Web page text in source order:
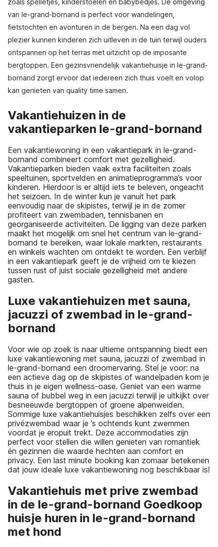
zoals spelletjes, kinderstoelen en babybedjes. De omgeving
van le-grand-bornand is perfect voor wandelingen,
fietstochten en avonturen in de bergen. Na een dag vol
plezier kunnen kinderen zich uitleven in de tuin terwijl ouders
ontspannen op het terras met uitzicht op de imposante
bergtoppen. Een gezinsvriendelijk vakantiehuisje in le-grand-
bornand zorgt ervoor dat iedereen zich thuis voelt en volop
kan genieten van quality time samen.
Vakantiehuizen in de
vakantieparken le-grand-bornand
Een vakantiewoning in een vakantiepark in le-grand-
bornand combineert comfort met gezelligheid.
Vakantieparken bieden vaak extra faciliteiten zoals
speeltuinen, sportvelden en animatieprogramma’s voor
kinderen. Hierdoor is er altijd iets te beleven, ongeacht
het seizoen. In de winter kun je vanuit het park
eenvoudig naar de skipistes, terwijl je in de zomer
profiteert van zwembaden, tennisbanen en
georganiseerde activiteiten. De ligging van deze parken
maakt het mogelijk om snel het centrum van le-grand-
bornand te bereiken, waar lokale markten, restaurants
en winkels wachten om ontdekt te worden. Een verblijf
in een vakantiepark geeft je de vrijheid om te kiezen
tussen rust of juist sociale gezelligheid met andere
gasten.
Luxe vakantiehuizen met sauna,
jacuzzi of zwembad in le-grand-
bornand
Voor wie op zoek is naar ultieme ontspanning biedt een
luxe vakantiewoning met sauna, jacuzzi of zwembad in
le-grand-bornand een droomervaring. Stel je voor: na
een actieve dag op de skipistes of wandelpaden kom je
thuis in je eigen wellness-oase. Geniet van een warme
sauna of bubbel weg in een jacuzzi terwijl je uitkijkt over
besneeuwde bergtoppen of groene alpenweiden.
Sommige luxe vakantiehuisjes beschikken zelfs over een
privézwembad waar je ’s ochtends kunt zwemmen
voordat je eropuit trekt. Deze accommodaties zijn
perfect voor stellen die willen genieten van romantiek
én gezinnen die waarde hechten aan comfort en
privacy. Een last minute booking kan zomaar betekenen
dat jouw ideale luxe vakantiewoning nog beschikbaar is!
Vakantiehuis met prive zwembad
in de le-grand-bornand Goedkoop
huisje huren in le-grand-bornand
met hond